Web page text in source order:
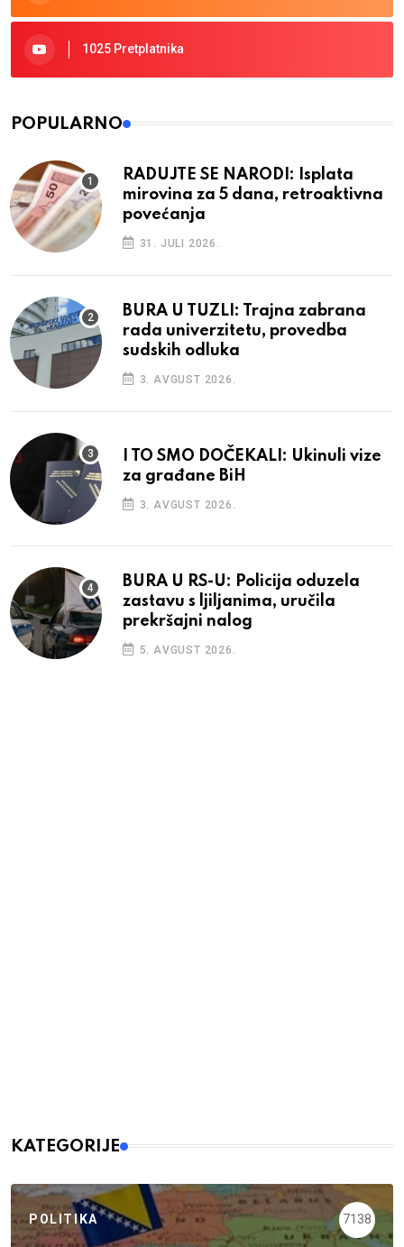
1025 Pretplatnika
POPULARNO
RADUJTE SE NARODI: Isplata
mirovina za 5 dana, retroaktivna
povećanja
31. JULI 2026.
BURA U TUZLI: Trajna zabrana
rada univerzitetu, provedba
sudskih odluka
3. AVGUST 2026.
I TO SMO DOČEKALI: Ukinuli vize
za građane BiH
3. AVGUST 2026.
BURA U RS-U: Policija oduzela
zastavu s ljiljanima, uručila
prekršajni nalog
5. AVGUST 2026.
KATEGORIJE
POLITIKA 7138